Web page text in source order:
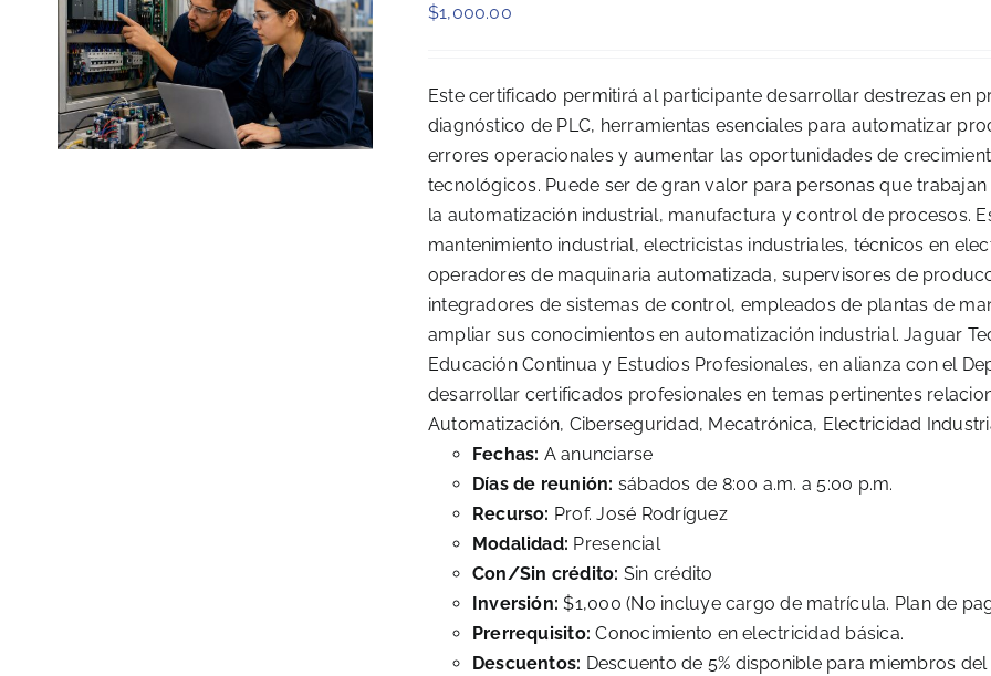
$1,000.00
Este certificado permitirá al participante desarrollar destrezas en
diagnóstico de PLC, herramientas esenciales para automatizar
errores operacionales y aumentar las oportunidades de
tecnológicos. Puede ser de gran valor para personas que
la automatización industrial, manufactura y control de procesos.
mantenimiento industrial, electricistas industriales, técnicos en
operadores de maquinaria automatizada, supervisores de
integradores de sistemas de control, empleados de plantas de
ampliar sus conocimientos en automatización industrial. Jaguar
Educación Continua y Estudios Profesionales, en alianza con el
desarrollar certificados profesionales en temas pertinentes
Automatización, Ciberseguridad, Mecatrónica, Electricidad
Fechas: A anunciarse
Días de reunión: sábados de 8:00 a.m. a 5:00 p.m.
Recurso: Prof. José Rodríguez
Modalidad: Presencial
Con/Sin crédito: Sin crédito
Inversión: $1,000 (No incluye cargo de matrícula. Plan de
Prerrequisito:Conocimiento en electricidad básica.
Descuentos: Descuento de 5% disponible para miembros